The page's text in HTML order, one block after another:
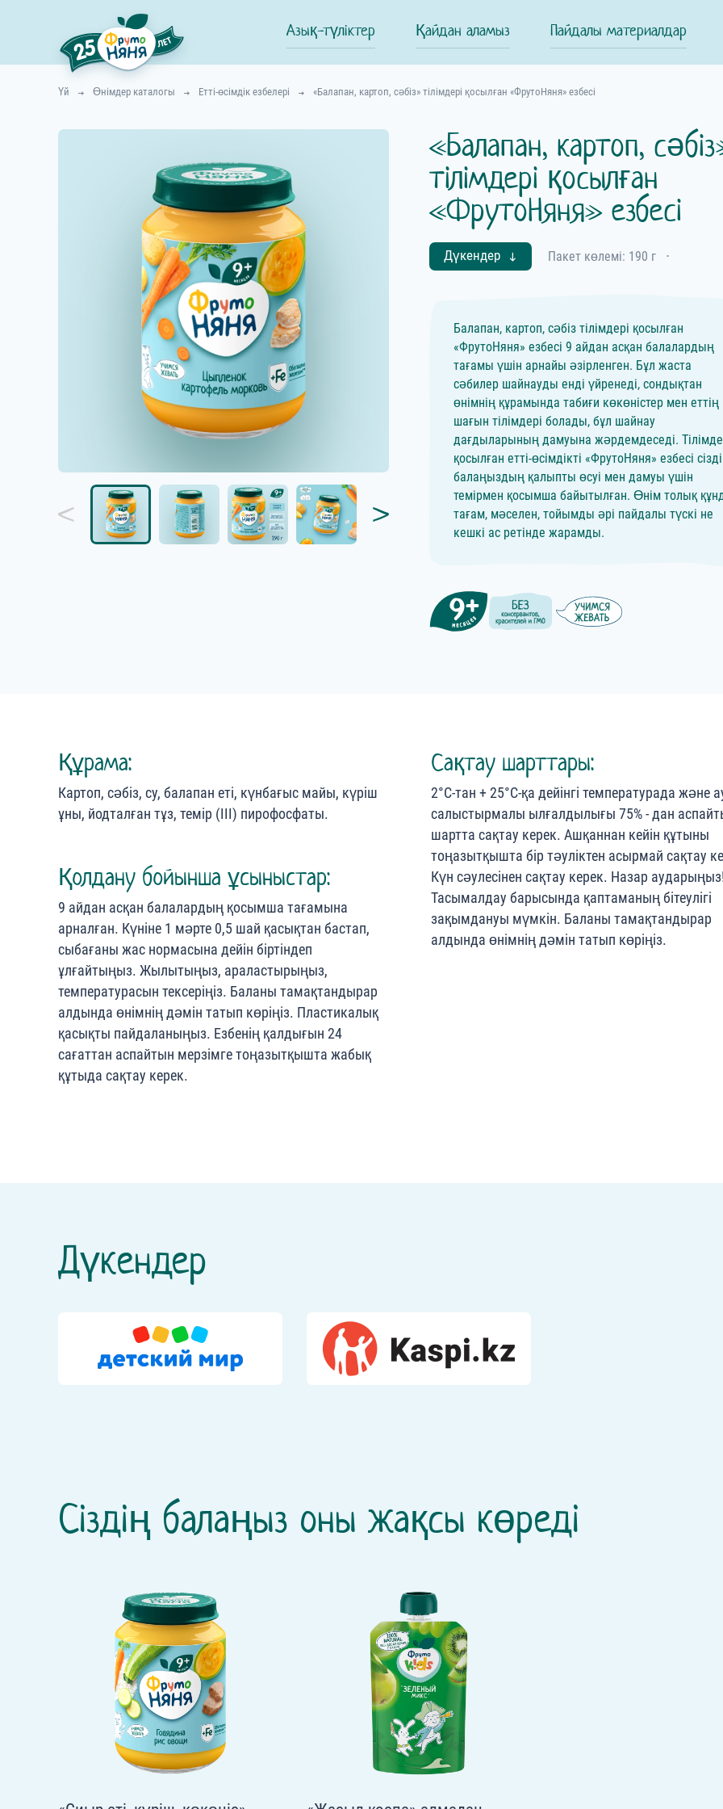
Азық-түліктер Қайдан аламыз Пайдалы материалдар
Үй Өнімдер каталогы Етті-өсімдік езбелері «Балапан, картоп, сәбіз» тілімдері қосылған «ФрутоНяня» езбесі
«Балапан, картоп,
тілімдері қосылған
«ФрутоНяня» езбесі
Дүкендер Пакет көлемі: 190 г ⋅
Балапан, картоп, сәбіз тілімдері қосылған
«ФрутоНяня» езбесі 9 айдан асқан балалардың
тағамы үшін арнайы әзірленген. Бұл жаста
сәбилер шайнауды енді үйренеді, сондықтан
өнімнің құрамында табиғи көкөністер мен еттің
шағын тілімдері болады, бұл шайнау
дағдыларының дамуына жәрдемдеседі.
қосылған етті-өсімдікті «ФрутоНяня» езбесі
балаңыздың қалыпты өсуі мен дамуы үшін
темірмен қосымша байытылған. Өнім тoлық
тағам, мәселен, тойымды әрі пайдалы түскі не
кешкі ас ретінде жарамды.
Құрама:
Картоп, сәбіз, су, балапан еті, күнбағыс майы, күріш
ұны, йодталған тұз, темір (III) пирофосфаты.
Қолдану бойынша ұсыныстар:
9 айдан асқан балалардың қосымша тағамына
арналған. Күніне 1 мәрте 0,5 шай қасықтан бастап,
сыбағаны жас нормасына дейін біртіндеп
ұлғайтыңыз. Жылытыңыз, араластырыңыз,
температурасын тексеріңіз. Баланы тамақтандырар
алдында өнімнің дәмін татып көріңіз. Пластикалық
қасықты пайдаланыңыз. Езбенің қалдығын 24
сағаттан аспайтын мерзімге тоңазытқышта жабық
құтыда сақтау керек.
Сақтау шарттары:
2°С-тан + 25°С-қа дейінгі температурада және
салыстырмалы ылғалдылығы 75% - дан
шартта сақтау керек. Ашқаннан кейін құтыны
тоңазытқышта бір тәуліктен асырмай сақтау
Күн сәулесінен сақтау керек. Назар аударыңыз!
Тасымалдау барысында қаптаманың бітеулігі
зақымдануы мүмкін. Баланы тамақтандырар
алдында өнімнің дәмін татып көріңіз.
Дүкендер
Сіздің балаңыз оны жақсы көреді